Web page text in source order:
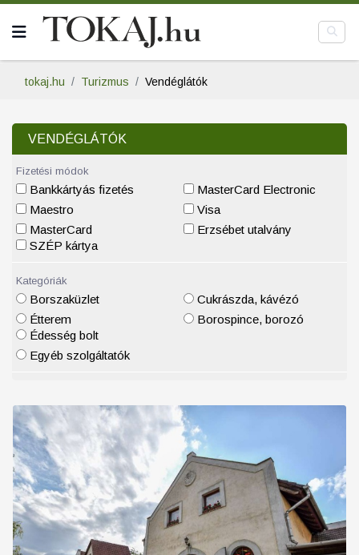
tokaj.hu Turizmus Vendéglátók
VENDÉGLÁTÓK
Fizetési módok
Bankkártyás fizetés
Maestro
MasterCard
MasterCard Electronic
Visa
Erzsébet utalvány
SZÉP kártya
Kategóriák
Borszaküzlet
Étterem
Cukrászda, kávézó
Borospince, borozó
Édesség bolt
Egyéb szolgáltatók